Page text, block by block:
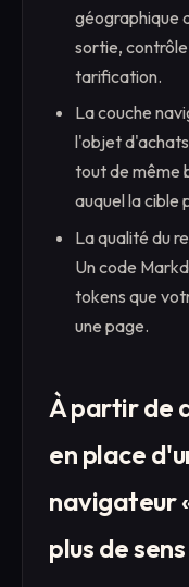
géographique
sortie,
tarification.
La couche
l'objet
tout de même
auquel la cible
La qualité du
Un code
tokens que
une page.
À partir de
en place
navigateur
plus de sens